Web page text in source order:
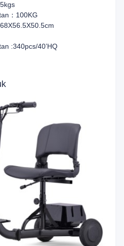
：100KG
:340pcs/40’HQ